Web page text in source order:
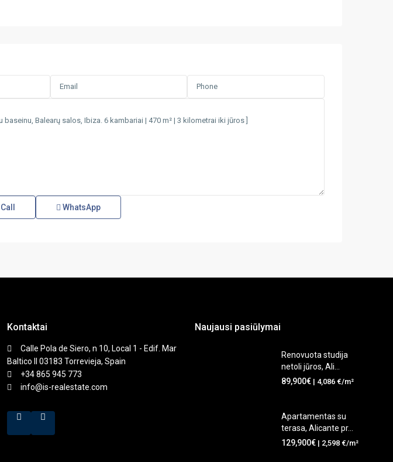
Call WhatsApp
Kontaktai
Calle Pola de Siero, n 10, Local 1 - Edif. Mar
Baltico II 03183 Torrevieja, Spain
+34 865 945 773
info@is-realestate.com
Naujausi pasiūlymai
Renovuota studija
netoli jūros, Ali...
89,900€ | 4,086 €/m²
Apartamentas su
terasa, Alicante pr...
129,900€ | 2,598 €/m²